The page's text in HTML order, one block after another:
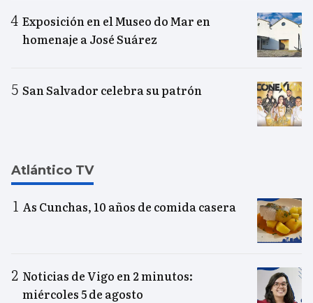
Exposición en el Museo do Mar en
homenaje a José Suárez
San Salvador celebra su patrón
Atlántico TV
As Cunchas, 10 años de comida casera
Noticias de Vigo en 2 minutos:
miércoles 5 de agosto